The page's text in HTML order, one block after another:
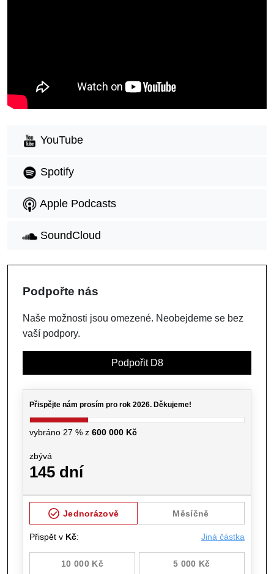
YouTube
Spotify
Apple Podcasts
SoundCloud
Podpořte nás
Naše možnosti jsou omezené. Neobejdeme se bez
vaší podpory.
Podpořit D8